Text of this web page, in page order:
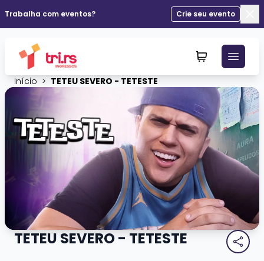
Trabalha com eventos?
Crie seu evento
Início > TETEU SEVERO - TETESTE
TETEU SEVERO - TETESTE